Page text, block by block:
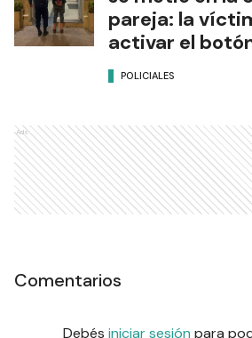
pareja: la
activar el
POLICIALES
Ads
Comentarios
Debés iniciar sesión para